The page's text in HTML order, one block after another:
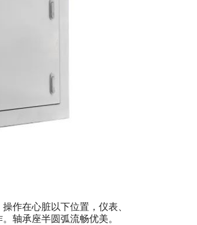
作在心脏以下位置，仪表、
轴承座半圆弧流畅优美。